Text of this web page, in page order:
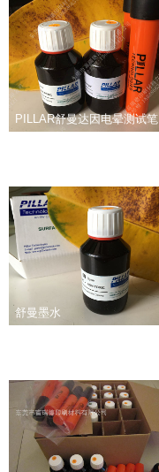
PILLAR舒曼达因电晕测试笔
舒曼墨水